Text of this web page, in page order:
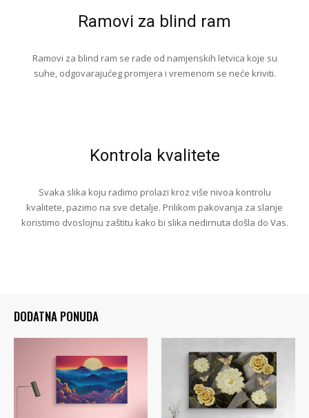
Ramovi za blind ram
Ramovi za blind ram se rade od namjenskih letvica koje su
suhe, odgovarajućeg promjera i vremenom se neće kriviti.
Kontrola kvalitete
Svaka slika koju radimo prolazi kroz više nivoa kontrolu
kvalitete, pazimo na sve detalje. Prilikom pakovanja za slanje
koristimo dvoslojnu zaštitu kako bi slika nedirnuta došla do Vas.
DODATNA PONUDA